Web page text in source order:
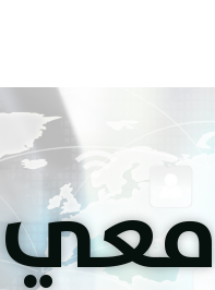
معي